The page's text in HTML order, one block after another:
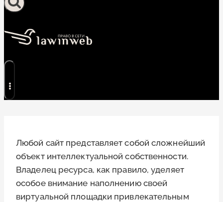
Любой сайт представляет собой сложнейший
объект интеллектуальной собственности.
Владелец ресурса, как правило, уделяет
особое внимание наполнению своей
виртуальной площадки привлекательным